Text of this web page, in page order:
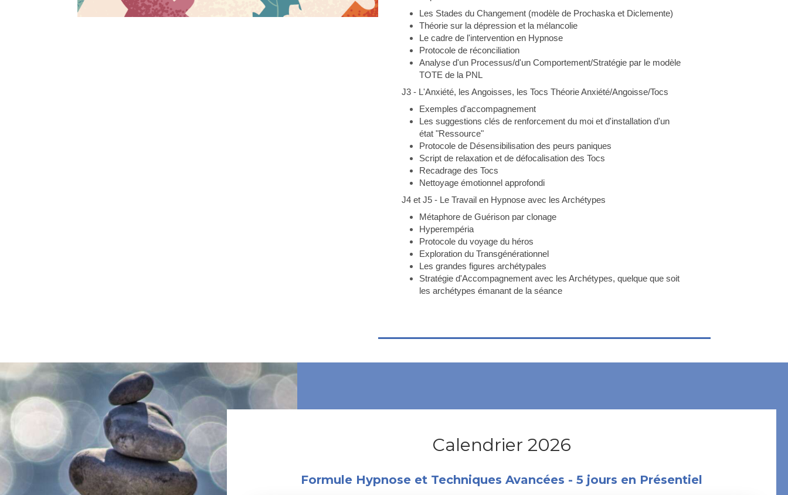
Les Stades du Changement (modèle de Prochaska et Diclemente)
Théorie sur la dépression et la mélancolie
Le cadre de l'intervention en Hypnose
Protocole de réconciliation
Analyse d'un Processus/d'un Comportement/Stratégie par le modèle
TOTE de la PNL
J3 - L'Anxiété, les Angoisses, les Tocs Théorie Anxiété/Angoisse/Tocs
Exemples d'accompagnement
Les suggestions clés de renforcement du moi et d'installation d'un
état "Ressource"
Protocole de Désensibilisation des peurs paniques
Script de relaxation et de défocalisation des Tocs
Recadrage des Tocs
Nettoyage émotionnel approfondi
J4 et J5 - Le Travail en Hypnose avec les Archétypes
Métaphore de Guérison par clonage
Hyperempéria
Protocole du voyage du héros
Exploration du Transgénérationnel
Les grandes figures archétypales
Stratégie d'Accompagnement avec les Archétypes, quelque que soit
les archétypes émanant de la séance
Calendrier 2026
Formule Hypnose et Techniques Avancées - 5 jours en Présentiel